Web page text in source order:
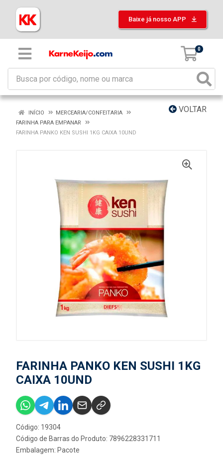
Baixe já nosso APP
0
VOLTAR
INÍCIO
MERCEARIA/CONFEITARIA
FARINHA PARA EMPANAR
FARINHA PANKO KEN SUSHI 1KG CAIXA 10UND
FARINHA PANKO KEN SUSHI 1KG
CAIXA 10UND
Código: 19304
Código de Barras do Produto: 7896228331711
Embalagem: Pacote